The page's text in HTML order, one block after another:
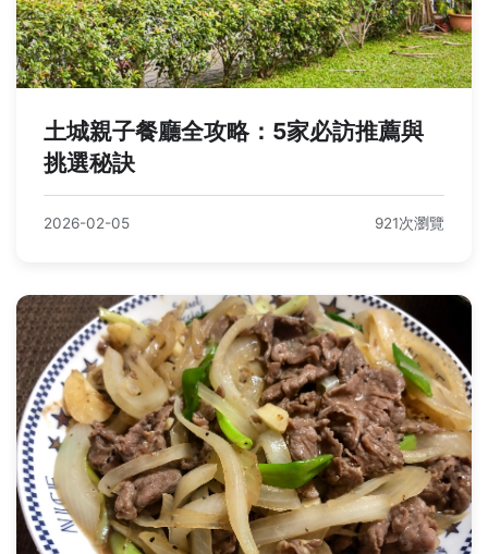
土城親子餐廳全攻略：5家必訪推薦與
挑選秘訣
2026-02-05 921次瀏覽